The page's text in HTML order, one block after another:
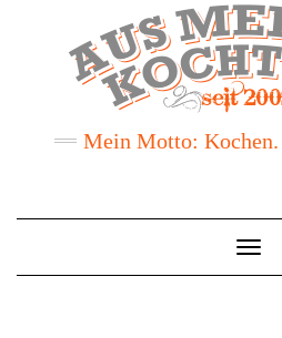
Mein Motto: Kochen.